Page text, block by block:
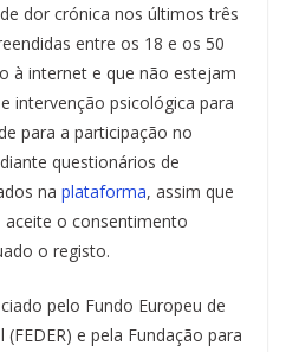
dor crónica nos últimos três
entre os 18 e os 50
à internet e que não estejam
intervenção psicológica para
para a participação no
questionários de
na plataforma, assim que
o consentimento
o registo.
pelo Fundo Europeu de
e pela Fundação para